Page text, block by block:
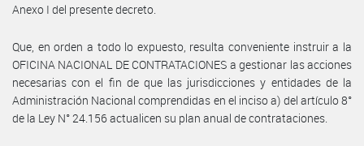
Anexo I del presente decreto.
Que, en orden a todo lo expuesto, resulta conveniente instruir a la
OFICINA NACIONAL DE CONTRATACIONES a gestionar las acciones
necesarias con el fin de que las jurisdicciones y entidades de la
Administración Nacional comprendidas en el inciso a) del artículo 8°
de la Ley N° 24.156 actualicen su plan anual de contrataciones.